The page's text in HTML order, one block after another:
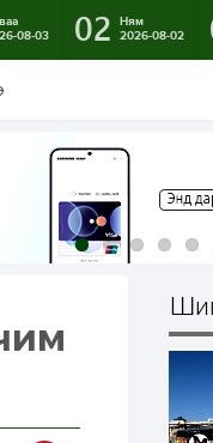
08-03
02
Ням
2026-08-02